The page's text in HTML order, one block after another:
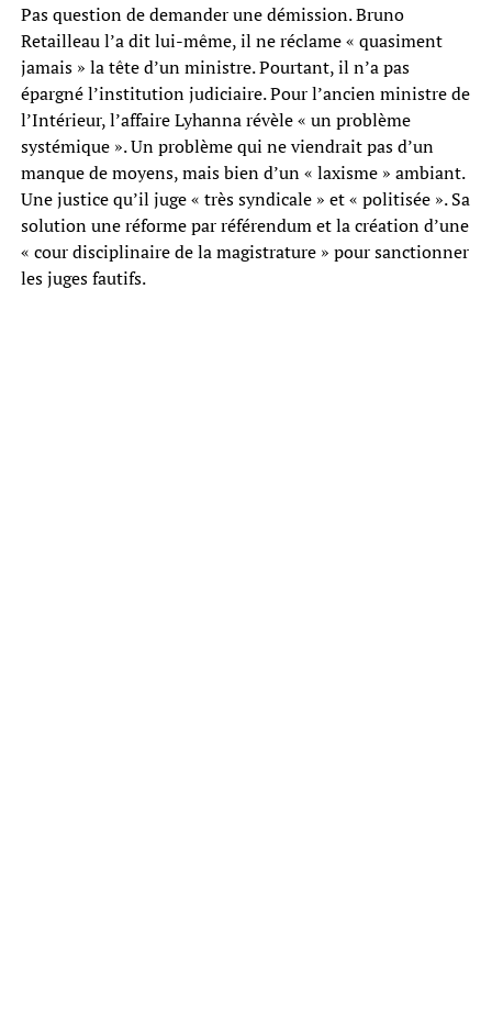
Pas question de demander une démission. Bruno
Retailleau l’a dit lui-même, il ne réclame « quasiment
jamais » la tête d’un ministre. Pourtant, il n’a pas
épargné l’institution judiciaire. Pour l’ancien ministre de
l’Intérieur, l’affaire Lyhanna révèle « un problème
systémique ». Un problème qui ne viendrait pas d’un
manque de moyens, mais bien d’un « laxisme » ambiant.
Une justice qu’il juge « très syndicale » et « politisée ». Sa
solution une réforme par référendum et la création d’une
« cour disciplinaire de la magistrature » pour sanctionner
les juges fautifs.